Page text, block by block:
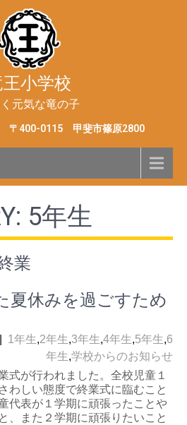
小学校
元気な竜の子
〒400-0115 甲斐市篠原2800
5年生
業
休みを過ごすため
1年生,2年生,3年生,4年生,5年生,6
年生,学校からのお知らせ
式が行われました。全校児童１
わしい態度で終業式に臨むこと
代表が１学期に頑張ったことや
、また２学期に頑張りたいこと